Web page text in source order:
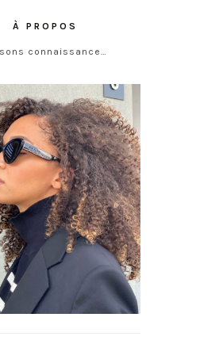
À PROPOS
connaissance…